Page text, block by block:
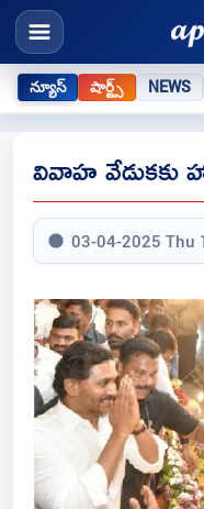
న్యూస్ షార్ట్స్ NEWS
వివాహ వేడుకకు
03-04-2025 Thu